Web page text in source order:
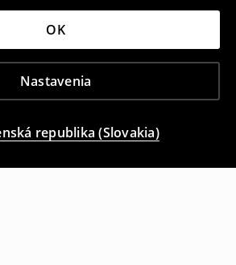
Nastavenia
OK
republika (Slovakia)